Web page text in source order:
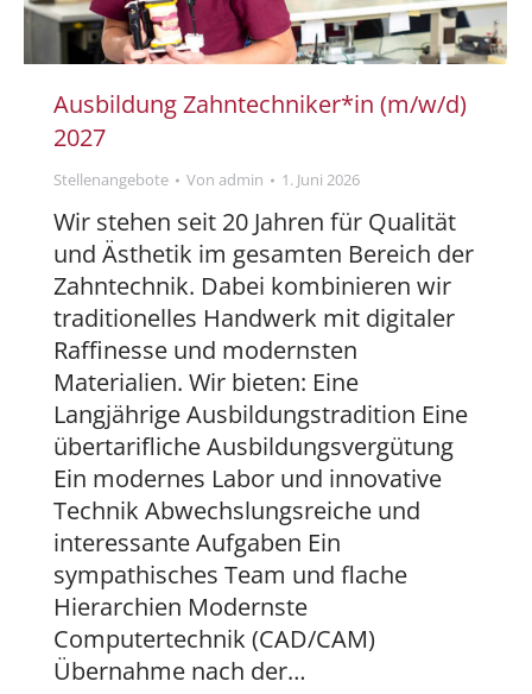
Ausbildung Zahntechniker*in (m/w/d)
2027
Stellenangebote Von admin 1. Juni 2026
Wir stehen seit 20 Jahren für Qualität
und Ästhetik im gesamten Bereich der
Zahntechnik. Dabei kombinieren wir
traditionelles Handwerk mit digitaler
Raffinesse und modernsten
Materialien. Wir bieten: Eine
Langjährige Ausbildungstradition Eine
übertarifliche Ausbildungsvergütung
Ein modernes Labor und innovative
Technik Abwechslungsreiche und
interessante Aufgaben Ein
sympathisches Team und flache
Hierarchien Modernste
Computertechnik (CAD/CAM)
Übernahme nach der…